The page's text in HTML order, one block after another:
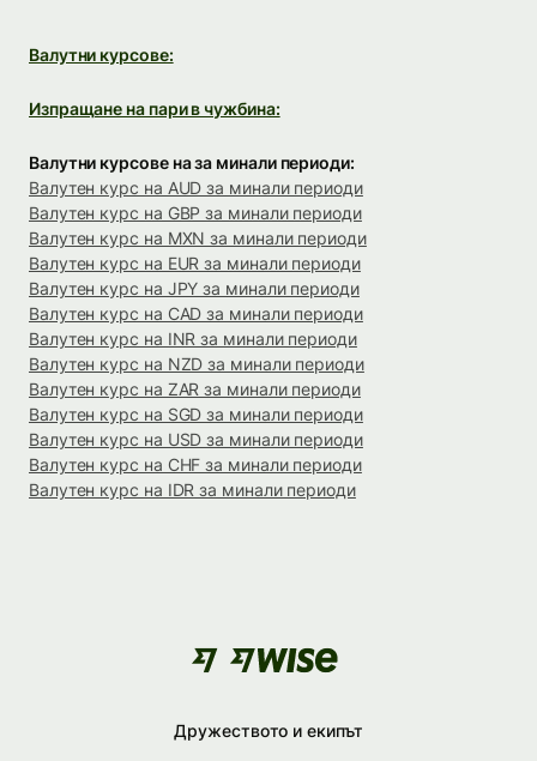
Валутни курсове:
Изпращане на пари в чужбина:
Валутни курсове на за минали периоди:
Валутен курс на AUD за минали периоди
Валутен курс на GBP за минали периоди
Валутен курс на MXN за минали периоди
Валутен курс на EUR за минали периоди
Валутен курс на JPY за минали периоди
Валутен курс на CAD за минали периоди
Валутен курс на INR за минали периоди
Валутен курс на NZD за минали периоди
Валутен курс на ZAR за минали периоди
Валутен курс на SGD за минали периоди
Валутен курс на USD за минали периоди
Валутен курс на CHF за минали периоди
Валутен курс на IDR за минали периоди
Дружеството и екипът